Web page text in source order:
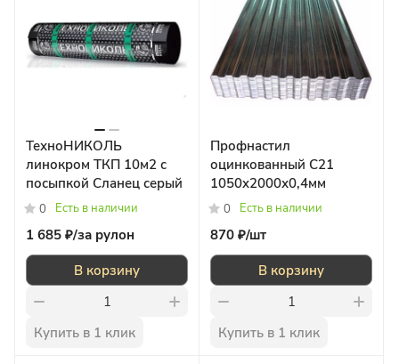
ТехноНИКОЛЬ
линокром ТКП 10м2 с
посыпкой Сланец серый
0 Есть в наличии
1 685 ₽/за рулон
В корзину
Купить в 1 клик
Профнастил
оцинкованный С21
1050x2000х0,4мм
0 Есть в наличии
870 ₽/шт
В корзину
Купить в 1 клик